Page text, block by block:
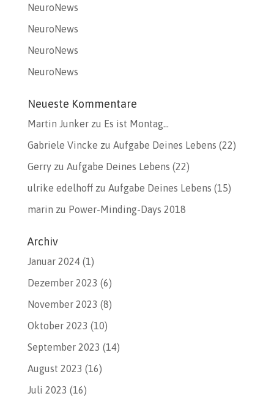
NeuroNews
NeuroNews
NeuroNews
NeuroNews
Neueste Kommentare
Martin Junkerzu Es ist Montag…
Gabriele Vincke zu Aufgabe Deines Lebens (22)
Gerryzu Aufgabe Deines Lebens (22)
ulrike edelhoffzu Aufgabe Deines Lebens (15)
marin zu Power-Minding-Days 2018
Archiv
Januar 2024(1)
Dezember 2023 (6)
November 2023 (8)
Oktober 2023 (10)
September 2023 (14)
August 2023 (16)
Juli 2023 (16)